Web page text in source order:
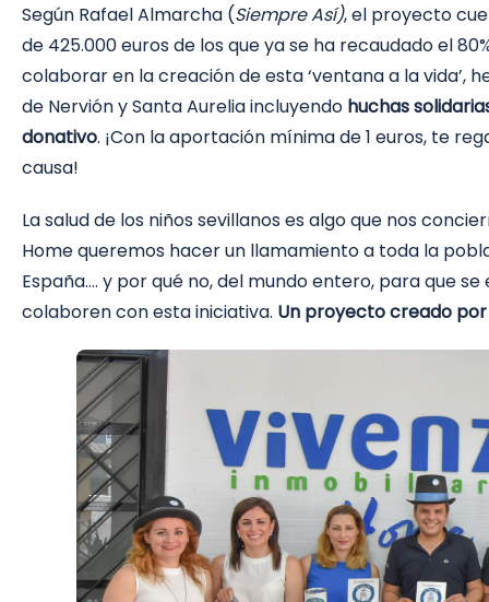
Según Rafael Almarcha (Siempre Así), el proyecto
de 425.000 euros de los que ya se ha recaudado el
colaborar en la creación de esta ‘ventana a la vida’,
de Nervión y Santa Aurelia incluyendo huchas
donativo. ¡Con la aportación mínima de 1 euros, te
causa!
La salud de los niños sevillanos es algo que nos
Home queremos hacer un llamamiento a toda la
España…. y por qué no, del mundo entero, para que
colaboren con esta iniciativa. Un proyecto creado